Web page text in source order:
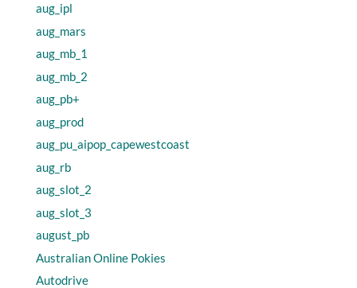
aug_ipl
aug_mars
aug_mb_1
aug_mb_2
aug_pb+
aug_prod
aug_pu_aipop_capewestcoast
aug_rb
aug_slot_2
aug_slot_3
august_pb
Australian Online Pokies
Autodrive